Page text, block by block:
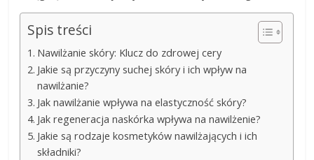
Spis treści
Nawilżanie skóry: Klucz do zdrowej cery
Jakie są przyczyny suchej skóry i ich wpływ na
nawilżanie?
Jak nawilżanie wpływa na elastyczność skóry?
Jak regeneracja naskórka wpływa na nawilżenie?
Jakie są rodzaje kosmetyków nawilżających i ich
składniki?